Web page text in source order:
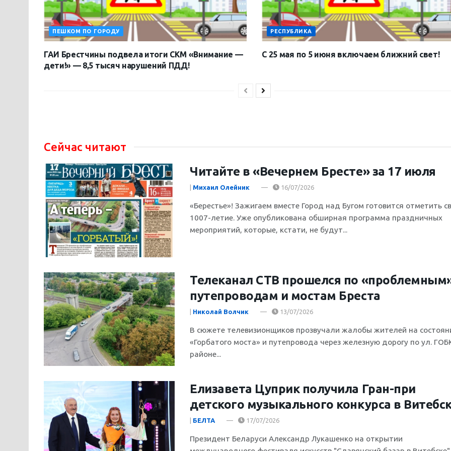
ПЕШКОМ ПО ГОРОДУ
ГАИ Брестчины подвела итоги СКМ «Внимание —
дети!» — 8,5 тысяч нарушений ПДД!
РЕСПУБЛИКА
С 25 мая по 5 июня включаем ближний свет!
Сейчас читают
Читайте в «Вечернем Бресте» за 17 июля
Михаил Олейник 16/07/2026
«Берестье»! Зажигаем вместе Город над Бугом готовится отметить
1007-летие. Уже опубликована обширная программа праздничных
мероприятий, которые, кстати, не будут...
Телеканал СТВ прошелся по
путепроводам и мостам Бреста
Николай Волчик 13/07/2026
В сюжете телевизионщиков прозвучали жалобы жителей на
«Горбатого моста» и путепровода через железную дорогу по ул.
районе...
Елизавета Цуприк получила Гран-при
детского музыкального конкурса в
БЕЛТА 17/07/2026
Президент Беларуси Александр Лукашенко на открытии